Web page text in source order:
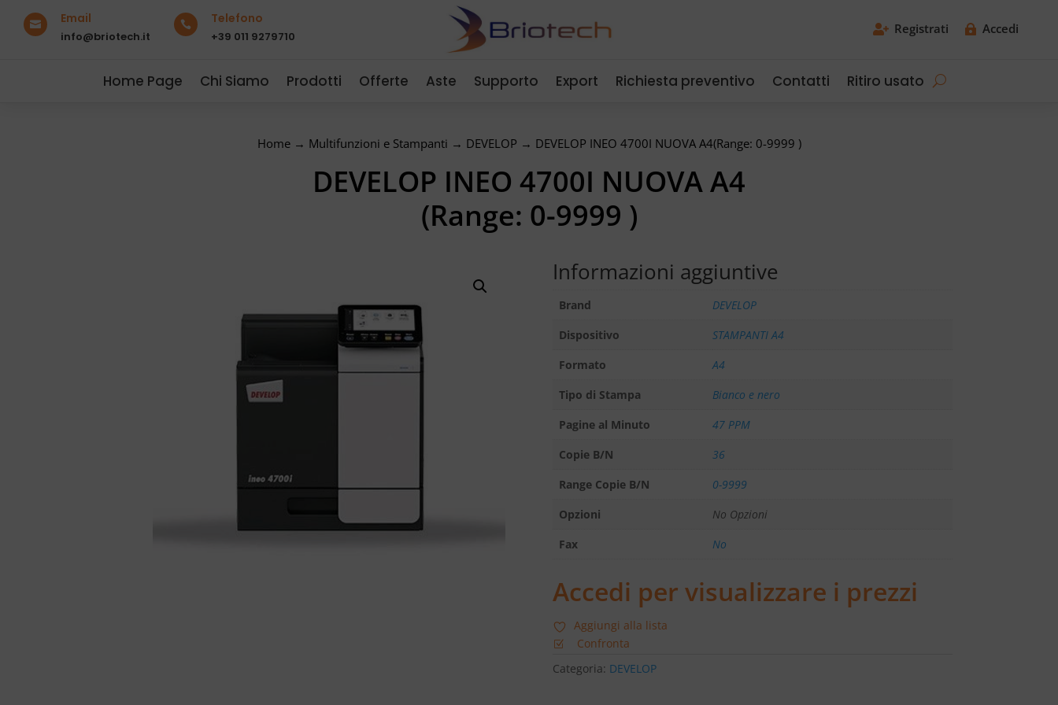
 Email
info@briotech.it
 Telefono
+39 011 9279710  Registrati  Accedi
Home Page Chi Siamo Prodotti Offerte Aste Supporto Export Richiesta preventivo Contatti Ritiro usato
Home→ Multifunzioni e Stampanti → DEVELOP → DEVELOP INEO 4700I NUOVA A4(Range: 0-9999 )
DEVELOP INEO 4700I NUOVA A4
(Range: 0-9999 )
Informazioni aggiuntive
Brand
DEVELOP
Dispositivo
STAMPANTI A4
Formato
A4
Tipo di Stampa
Bianco e nero
Pagine al Minuto
47 PPM
Copie B/N
36
Range Copie B/N
0-9999
Opzioni
No Opzioni
Fax
No
Accedi per visualizzare i prezzi
Aggiungi alla lista
Confronta
Categoria: DEVELOP